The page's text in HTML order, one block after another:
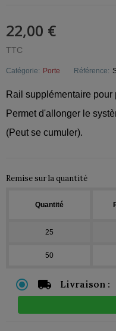
22,00 €
TTC
Catégorie: Porte Référence:
Rail supplémentaire pour
Permet d'allonger le
(Peut se cumuler).
Remise sur la quantité
Quantité
25
50
Livraison :